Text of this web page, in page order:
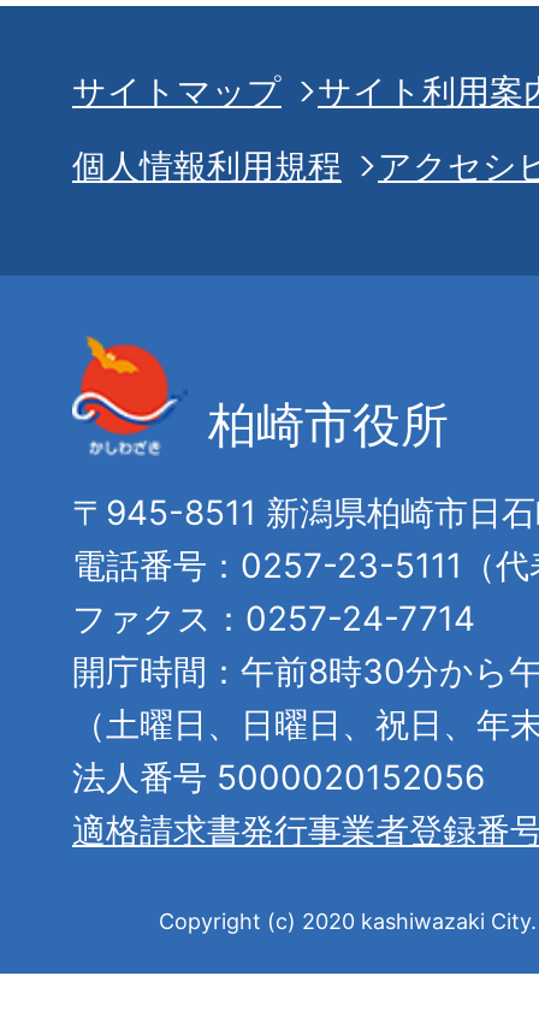
サイトマップ
サイト利用案
個人情報利用規程
アクセシ
柏崎市役所
〒945-8511 新潟県柏崎市日
電話番号：0257-23-5111（代
ファクス：0257-24-7714
開庁時間：午前8時30分から
（土曜日、日曜日、祝日、年
法人番号 5000020152056
適格請求書発行事業者登録番
Copyright (c) 2020 kashiwazaki